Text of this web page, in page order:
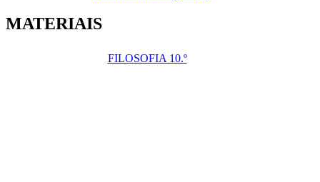
MATERIAIS
FILOSOFIA 10.º